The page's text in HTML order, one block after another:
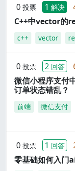
0 投票 1 解决
C++中vector的
c++ vector
0 投票 2 回答
微信小程序支付
订单状态错乱？
前端 微信支付
0 投票 1 回答
零基础如何入门